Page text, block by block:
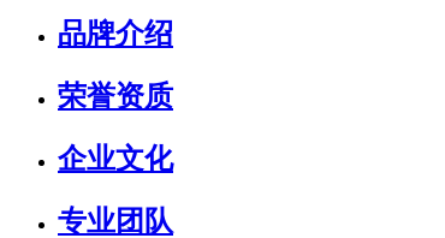
品牌介绍
荣誉资质
企业文化
专业团队